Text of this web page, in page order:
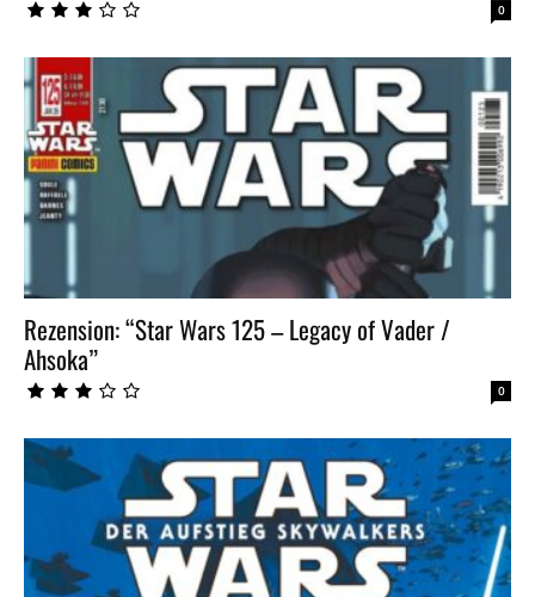
0
Rezension: “Star Wars 125 – Legacy of Vader /
Ahsoka”
0